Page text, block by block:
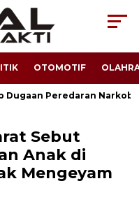
OTOMOTIF
Dugaan Peredaran
Sebut
Anak di
Mengeyam